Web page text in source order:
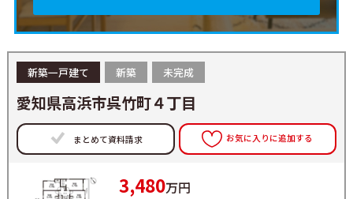
新築一戸建て 新築 未完成
愛知県高浜市呉竹町４丁目
まとめて資料請求 お気に入りに追加する
3,480万円